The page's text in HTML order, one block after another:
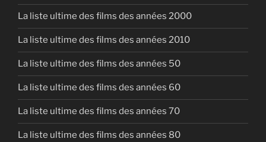
La liste ultime des films des années 2000
La liste ultime des films des années 2010
La liste ultime des films des années 50
La liste ultime des films des années 60
La liste ultime des films des années 70
La liste ultime des films des années 80